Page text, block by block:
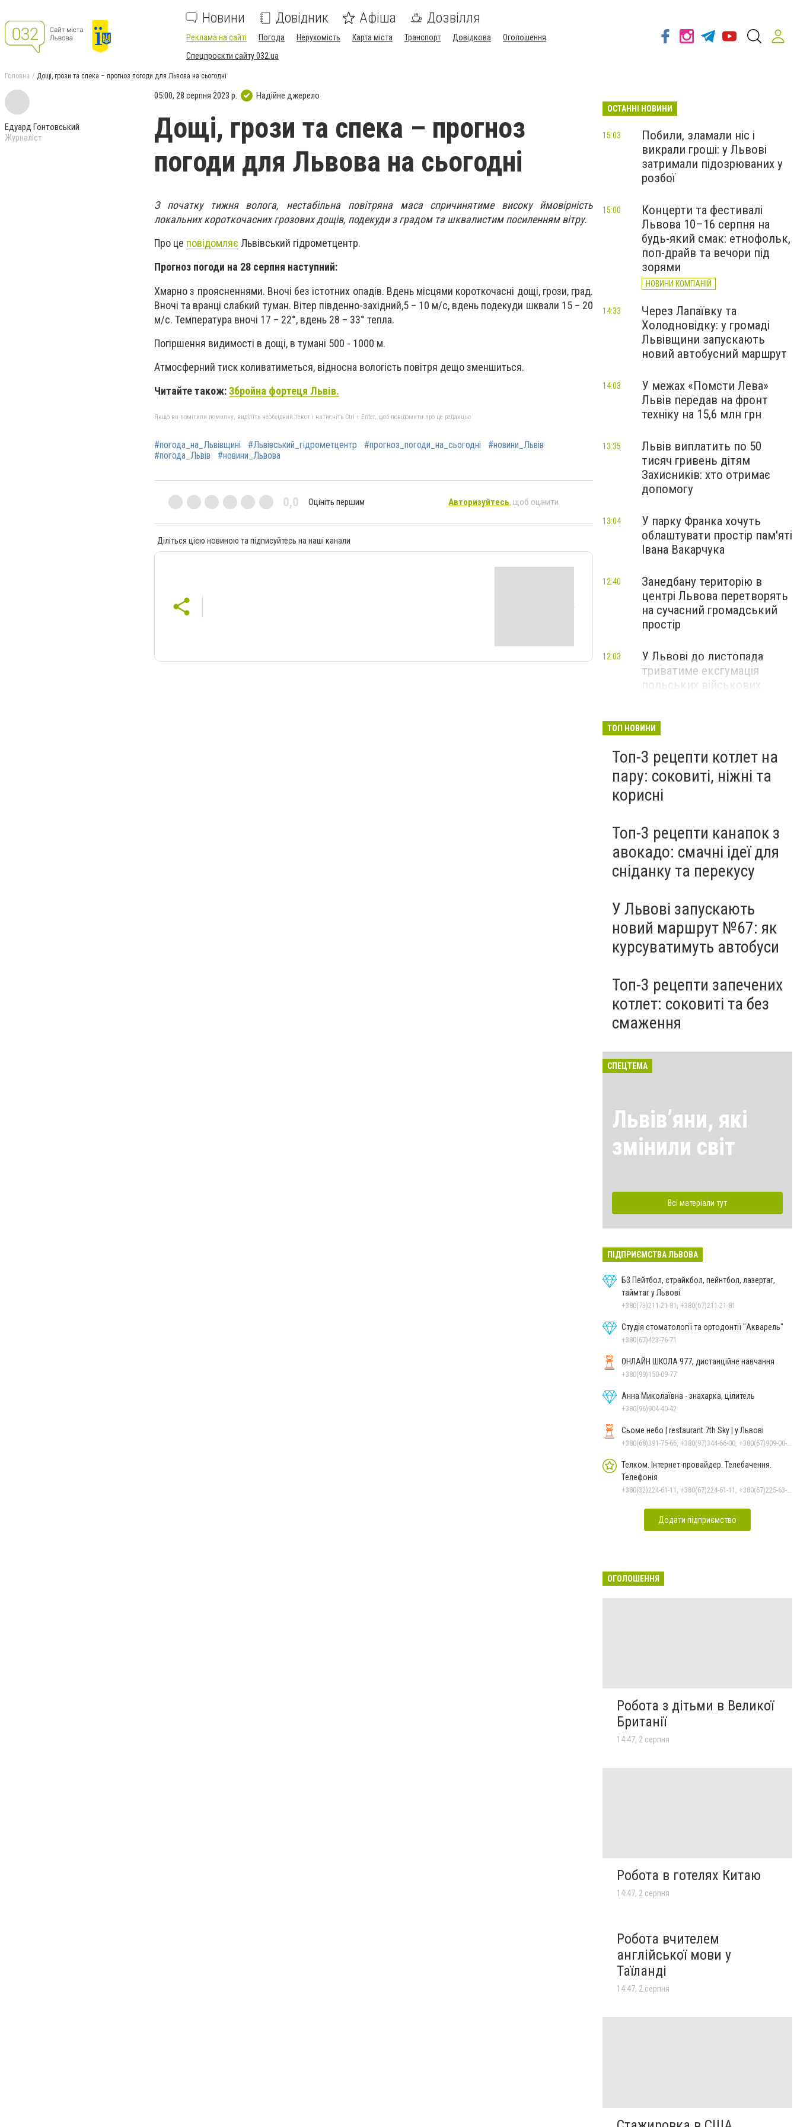
Новини Довідник Афіша Дозвілля
Реклама на сайті Погода Нерухомість Карта міста Транспорт Довідкова
Оголошення
Спецпроєкти сайту 032.ua
Головна Дощі, грози та спека – прогноз погоди для Львова на сьогодні
Едуард Гонтовський
Журналіст
05:00, 28 серпня 2023 р. Надійне джерело
Дощі, грози та спека – прогноз
погоди для Львова на сьогодні
З початку тижня волога, нестабільна повітряна маса спричинятиме високу ймовірність
локальних короткочасних грозових дощів, подекуди з градом та шквалистим посиленням вітру.
Про це повідомляє Львівський гідрометцентр.
Прогноз погоди на 28 серпня наступний:
Хмарно з проясненнями. Вночі без істотних опадів. Вдень місцями короткочасні дощі, грози, град.
Вночі та вранці слабкий туман. Вітер південно-західний,5 – 10 м/с, вдень подекуди шквали 15 – 20
м/с. Температура вночі 17 – 22°, вдень 28 – 33° тепла.
Погіршення видимості в дощі, в тумані 500 - 1000 м.
Атмосферний тиск коливатиметься, відносна вологість повітря дещо зменшиться.
Читайте також:Збройна фортеця Львів.
Якщо ви помітили помилку, виділіть необхідний текст і натисніть Ctrl + Enter, щоб повідомити про це редакцію
#погода_на_Львівщині #Львівський_гідрометцентр #прогноз_погоди_на_сьогодні
#новини_Львів
#погода_Львів
#новини_Львова
0,0 Оцініть першим Авторизуйтесь, щоб оцінити
Діліться цією новиною та підписуйтесь на наші канали
ОСТАННІ НОВИНИ
Побили, зламали ніс і
викрали гроші: у Львові
затримали підозрюваних у
розбої
15:03
Концерти та фестивалі
Львова 10–16 серпня на
будь-який смак: етнофольк,
поп-драйв та вечори під
зорями
НОВИНИ КОМПАНІЙ
15:00
Через Лапаївку та
Холодновідку: у громаді
Львівщини запускають
новий автобусний маршрут
14:33
У межах «Помсти Лева»
Львів передав на фронт
техніку на 15,6 млн грн
14:03
Львів виплатить по 50
тисяч гривень дітям
Захисників: хто отримає
допомогу
13:35
У парку Франка хочуть
облаштувати простір пам'яті
Івана Вакарчука
13:04
Занедбану територію в
центрі Львова перетворять
на сучасний громадський
простір
12:40
У Львові до листопада
триватиме ексгумація
польських військових
12:03
ТОП НОВИНИ
Топ-3 рецепти котлет на
пару: соковиті, ніжні та
корисні
Топ-3 рецепти канапок з
авокадо: смачні ідеї для
сніданку та перекусу
У Львові запускають
новий маршрут №67: як
курсуватимуть автобуси
Топ-3 рецепти запечених
котлет: соковиті та без
смаження
СПЕЦТЕМА
Львівʼяни, які
змінили світ
Всі матеріали тут
ПІДПРИЄМСТВА ЛЬВОВА
Б3 Пейтбол, страйкбол, пейнтбол, лазертаг,
таймтаг у Львові
+380(73)211-21-81, +380(67)211-21-81
Студія стоматології та ортодонтії "Акварель"
+380(67)423-76-71
ОНЛАЙН ШКОЛА 977, дистанційне навчання
+380(99)150-09-77
Анна Миколаївна - знахарка, цілитель
+380(96)904-40-42
Сьоме небо | restaurant 7th Sky | у Львові
Телком. Інтернет-провайдер. Телебачення.
Телефонія
Додати підприємство
ОГОЛОШЕННЯ
Робота з дітьми в Великої
Британії
14:47, 2 серпня
Робота в готелях Китаю
14:47, 2 серпня
Робота вчителем
англійської мови у
Таїланді
14:47, 2 серпня